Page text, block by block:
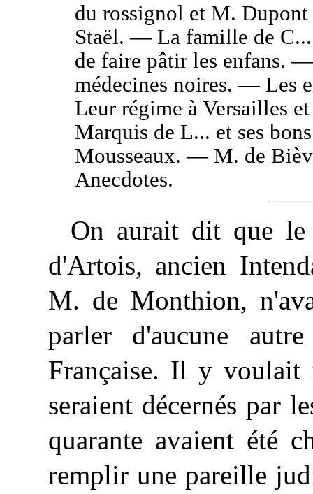
du rossignol et M.
Staël. — La famille de
de faire pâtir les enfans.
médecines noires. — Les
Leur régime à Versailles
Marquis de L... et ses
Mousseaux. — M. de
Anecdotes.
On aurait dit que
d'Artois, ancien
M. de Monthion,
parler d'aucune
Française. Il y
seraient décernés par
quarante avaient été
remplir une pareille